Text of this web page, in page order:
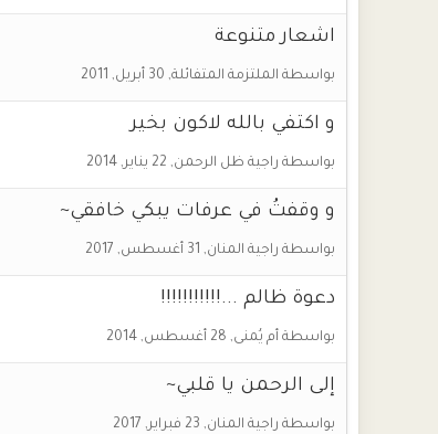
اشعار متنوعة
بواسطة الملتزمة المتفائلة, 30 أبريل, 2011
و اكتفي بالله لاكون بخير
بواسطة راجية ظل الرحمن, 22 يناير, 2014
و وقفتُ في عرفات يبكي خافقي~
بواسطة راجية المنان, 31 أغسطس, 2017
دعوة ظالم ...!!!!!!!!!!!
بواسطة أم يُمنى, 28 أغسطس, 2014
إلى الرحمن يا قلبي~
بواسطة راجية المنان, 23 فبراير, 2017